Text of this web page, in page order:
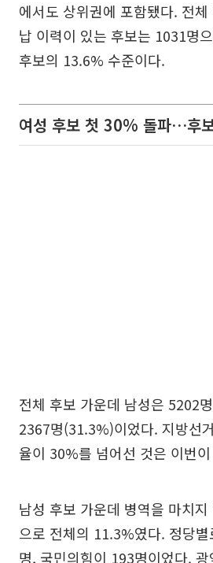
에서도 상위권에 포함됐다. 전
납 이력이 있는 후보는 1031명
후보의 13.6% 수준이다.
여성 후보 첫 30% 돌파…후
전체 후보 가운데 남성은 5202
2367명(31.3%)이었다. 지방선
율이 30%를 넘어선 것은 이번
남성 후보 가운데 병역을 마치
으로 전체의 11.3%였다. 정당
명, 국민의힘이 193명이었다.